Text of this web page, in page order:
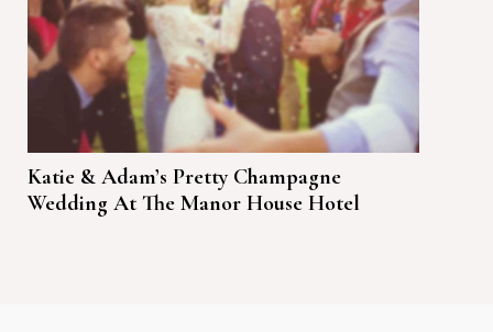
Katie & Adam’s Pretty Champagne
Wedding At The Manor House Hotel